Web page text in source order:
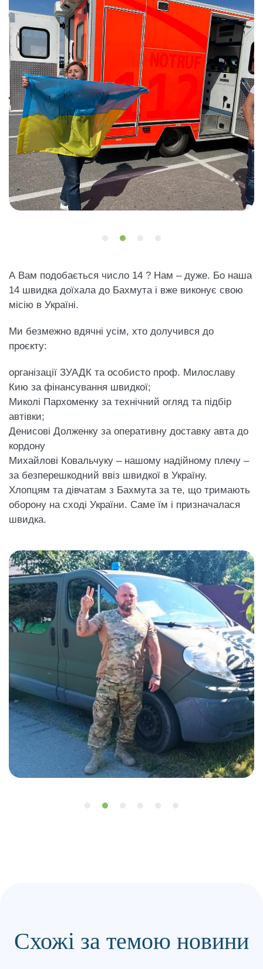
А Вам подобається число 14 ? Нам – дуже. Бо наша
14 швидка доїхала до Бахмута і вже виконує свою
місію в Україні.
Ми безмежно вдячні усім, хто долучився до
проєкту:
організації ЗУАДК та особисто проф. Милославу
Кию за фінансування швидкої;
Миколі Пархоменку за технічний огляд та підбір
автівки;
Денисові Долженку за оперативну доставку авта до
кордону
Михайлові Ковальчуку – нашому надійному плечу –
за безперешкодний ввіз швидкої в Україну.
Хлопцям та дівчатам з Бахмута за те, що тримають
оборону на сході України. Саме їм і призначалася
швидка.
Схожі за темою новини